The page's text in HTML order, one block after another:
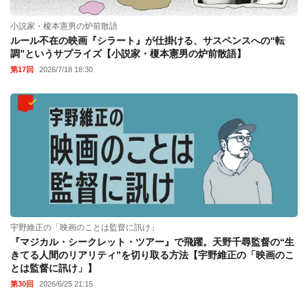
小説家・榎本憲男の炉前散語
ルール不在の映画『シラート』が仕掛ける、サスペンスへの“転
調”というサプライズ【小説家・榎本憲男の炉前散語】
第17回 2026/7/18 18:30
宇野維正の「映画のことは監督に訊け」
『マジカル・シークレット・ツアー』で飛躍。天野千尋監督の“生
きてる人間のリアリティ”を切り取る方法【宇野維正の「映画のこ
とは監督に訊け」】
第30回 2026/6/25 21:15